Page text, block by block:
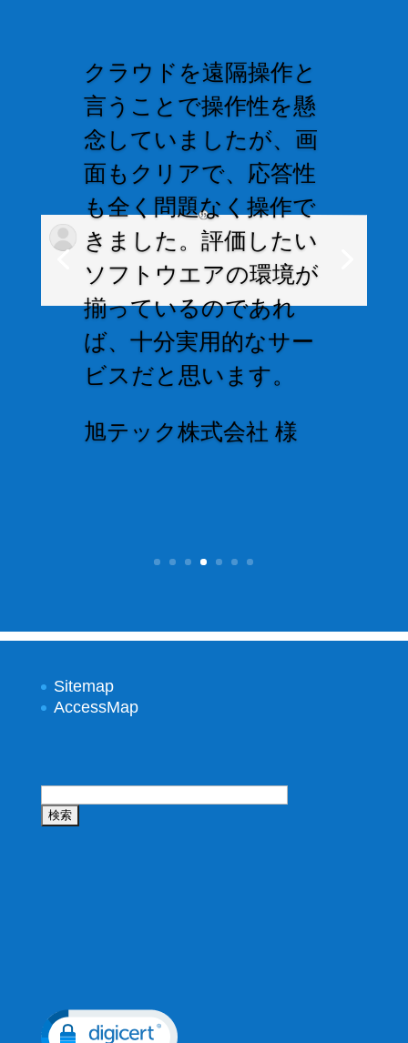
クラウドを遠隔操作と
言うことで操作性を懸
念していましたが、画
面もクリアで、応答性
も全く問題なく操作で
きました。評価したい
ソフトウエアの環境が
揃っているのであれ
ば、十分実用的なサー
ビスだと思います。
旭テック株式会社 様
Sitemap
AccessMap